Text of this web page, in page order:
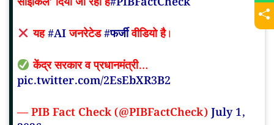
यह#AIजनरेटेड#फर्जीवीडियो है।
केंद्र सरकार व प्रधानमंत्री…
pic.twitter.com/2EsEbXR3B2
— PIB Fact Check (@PIBFactCheck) July 1,